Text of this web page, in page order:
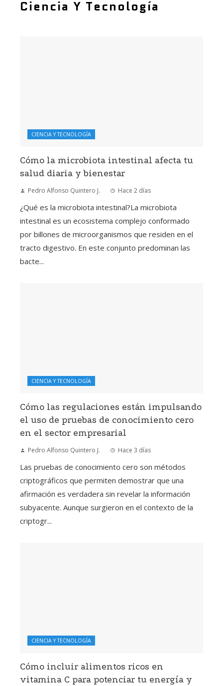
Ciencia Y Tecnología
CIENCIA Y TECNOLOGÍA
Cómo la microbiota intestinal afecta tu
salud diaria y bienestar
Pedro Alfonso Quintero J. Hace 2 días
¿Qué es la microbiota intestinal?La microbiota
intestinal es un ecosistema complejo conformado
por billones de microorganismos que residen en el
tracto digestivo. En este conjunto predominan las
bacte...
CIENCIA Y TECNOLOGÍA
Cómo las regulaciones están impulsando
el uso de pruebas de conocimiento cero
en el sector empresarial
Pedro Alfonso Quintero J. Hace 3 días
Las pruebas de conocimiento cero son métodos
criptográficos que permiten demostrar que una
afirmación es verdadera sin revelar la información
subyacente. Aunque surgieron en el contexto de la
criptogr...
CIENCIA Y TECNOLOGÍA
Cómo incluir alimentos ricos en
vitamina C para potenciar tu energía y